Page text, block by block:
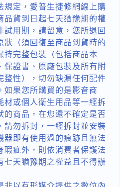
規定，愛普生捷修網線上購
品貨到日起七天猶豫期的權
試用期，請留意，您所退回
狀（須回復至商品到貨時的
持完整包裝（包括商品本
保證書、原廠包裝及所有附
整性），切勿缺漏任何配件
如果您所購買的是影音商
材或個人衛生用品等一經拆
的商品，在您還不確定是否
請勿拆封，一經拆封並安裝
器即有使用過的痕跡且無法
瑕疵外，則依消費者保護法
七天猶豫期之權益且不得辦